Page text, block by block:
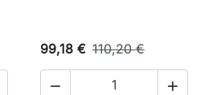
99,18 € 110,20 €
 